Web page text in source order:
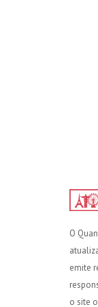
O
emite
o site